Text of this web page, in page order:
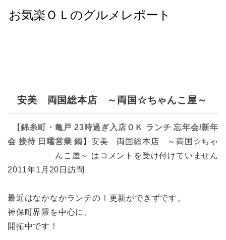
安美 両国総本店 ～両国☆ちゃんこ屋～
【錦糸町・亀戸 23時過ぎ入店ＯＫ ランチ 忘年会/新年
会 接待 日曜営業 鍋 】 安美 両国総本店 ～両国☆ちゃ
んこ屋～ は コメントを受け付けていません
2011年1月20日訪問
最近はなかなかランチのｌ更新ができずです。
神保町界隈を中心に、
開拓中です！